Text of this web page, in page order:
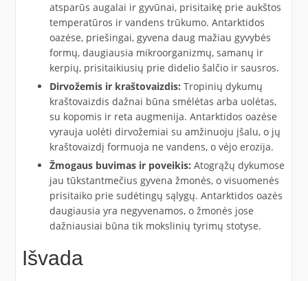
atsparūs augalai ir gyvūnai, prisitaikę prie aukštos
temperatūros ir vandens trūkumo. Antarktidos
oazėse, priešingai, gyvena daug mažiau gyvybės
formų, daugiausia mikroorganizmų, samanų ir
kerpių, prisitaikiusių prie didelio šalčio ir sausros.
Dirvožemis ir kraštovaizdis: Tropinių dykumų
kraštovaizdis dažnai būna smėlėtas arba uolėtas,
su kopomis ir reta augmenija. Antarktidos oazėse
vyrauja uolėti dirvožemiai su amžinuoju įšalu, o jų
kraštovaizdį formuoja ne vandens, o vėjo erozija.
Žmogaus buvimas ir poveikis: Atogrąžų dykumose
jau tūkstantmečius gyvena žmonės, o visuomenės
prisitaiko prie sudėtingų sąlygų. Antarktidos oazės
daugiausia yra negyvenamos, o žmonės jose
dažniausiai būna tik mokslinių tyrimų stotyse.
Išvada